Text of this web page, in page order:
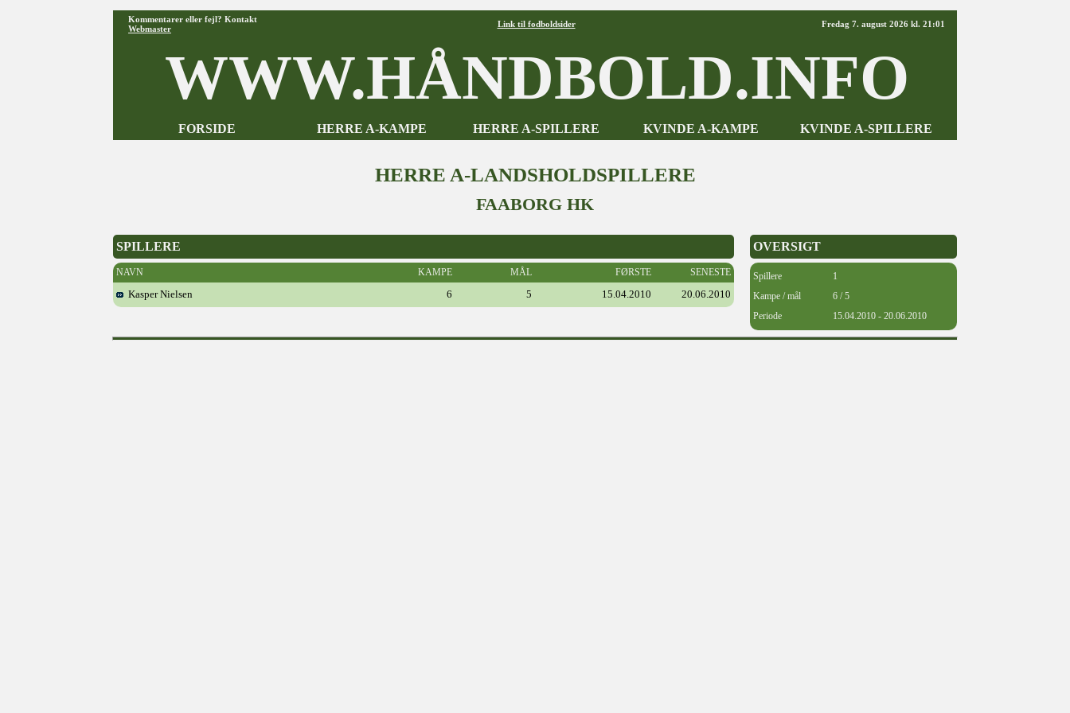
Kommentarer eller fejl? Kontakt
Webmaster
Link til fodboldsider Fredag 7. august 2026 kl. 21:01
WWW.HÅNDBOLD.INFO
FORSIDE HERRE A-KAMPE HERRE A-SPILLERE KVINDE A-KAMPE KVINDE A-SPILLERE
HERRE A-LANDSHOLDSPILLERE
FAABORG HK
SPILLERE
NAVN KAMPE MÅL FØRSTE SENESTE
Kasper Nielsen 6 5 15.04.2010 20.06.2010
OVERSIGT
Spillere
1
Kampe / mål
6 / 5
Periode
15.04.2010 - 20.06.2010